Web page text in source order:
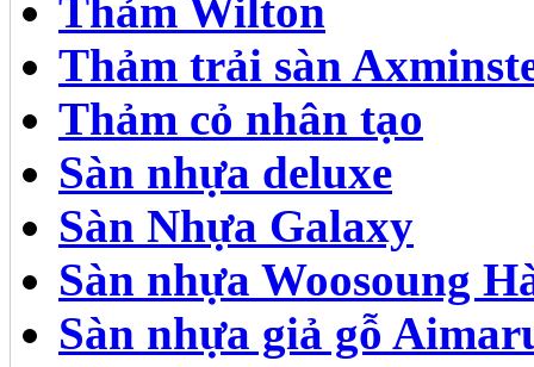
Thảm Wilton
Thảm trải sàn
Thảm cỏ nhân tạo
Sàn nhựa deluxe
Sàn Nhựa Galaxy
Sàn nhựa Woosoung
Sàn nhựa giả gỗ